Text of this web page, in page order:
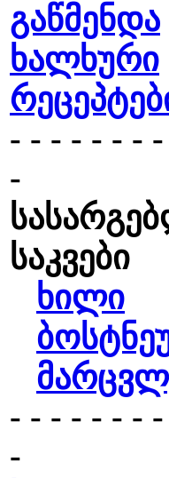
გაწმენდა
ხალხური
- - - - - - -
-
საკვები
ხილი
- - - - - - -
-